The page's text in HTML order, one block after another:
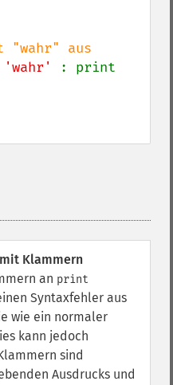
'wahr'
Klammern
an print
Syntaxfehler aus
wie ein normaler
kann jedoch
sind
Ausdrucks und